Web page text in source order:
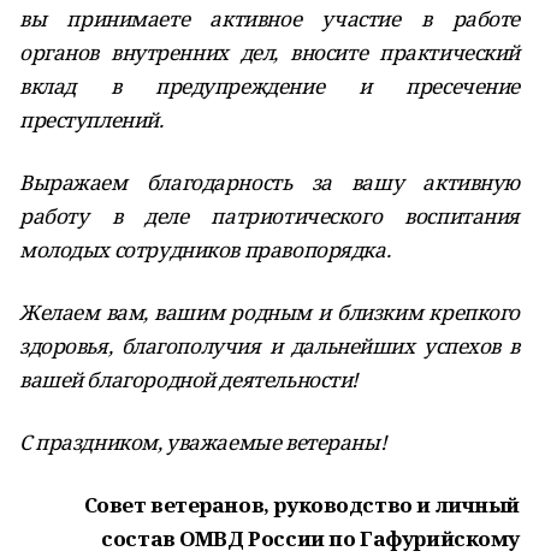
вы принимаете активное участие в работе
органов внутренних дел, вносите практический
вклад в предупреждение и пресечение
преступлений.
Выражаем благодарность за вашу активную
работу в деле патриотического воспитания
молодых сотрудников правопорядка.
Желаем вам, вашим родным и близким крепкого
здоровья, благополучия и дальнейших успехов в
вашей благородной деятельности!
С праздником, уважаемые ветераны!
Совет ветеранов, руководство и личный
состав ОМВД России по Гафурийскому